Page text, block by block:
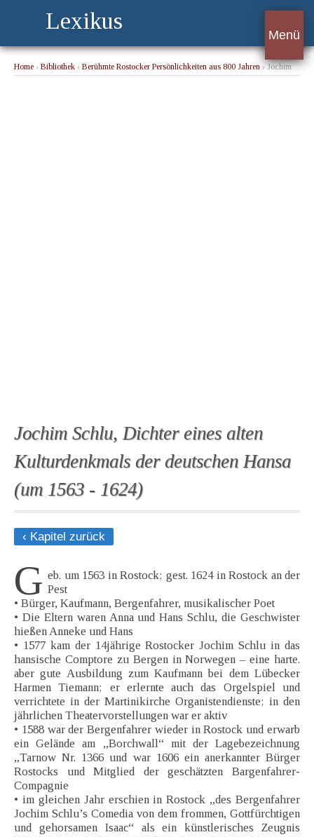
Lexikus
Menü
Home › Bibliothek › Berühmte Rostocker Persönlichkeiten aus 800 Jahren › Jochim
Jochim Schlu, Dichter eines alten
Kulturdenkmals der deutschen Hansa
(um 1563 - 1624)
‹ Kapitel zurück
G eb. um 1563 in Rostock; gest. 1624 in Rostock an der
Pest
• Bürger, Kaufmann, Bergenfahrer, musikalischer Poet
• Die Eltern waren Anna und Hans Schlu, die Geschwister
hießen Anneke und Hans
• 1577 kam der 14jährige Rostocker Jochim Schlu in das
hansische Comptore zu Bergen in Norwegen – eine harte.
aber gute Ausbildung zum Kaufmann bei dem Lübecker
Harmen Tiemann; er erlernte auch das Orgelspiel und
verrichtete in der Martinikirche Organistendienste; in den
jährlichen Theatervorstellungen war er aktiv
• 1588 war der Bergenfahrer wieder in Rostock und erwarb
ein Gelände am „Borchwall“ mit der Lagebezeichnung
„Tarnow Nr. 1366 und war 1606 ein anerkannter Bürger
Rostocks und Mitglied der geschätzten Bargenfahrer-
Compagnie
• im gleichen Jahr erschien in Rostock „des Bergenfahrer
Jochim Schlu’s Comedia von dem frommen, Gottfürchtigen
und gehorsamen Isaac“ als ein künstlerisches Zeugnis